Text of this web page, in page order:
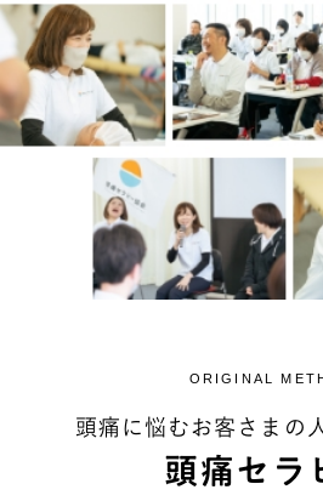
ORIGINAL
頭痛に悩むお客さまの
頭痛セラ